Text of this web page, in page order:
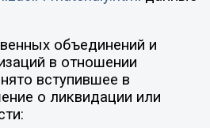
объединений и
в отношении
вступившее в
о ликвидации или